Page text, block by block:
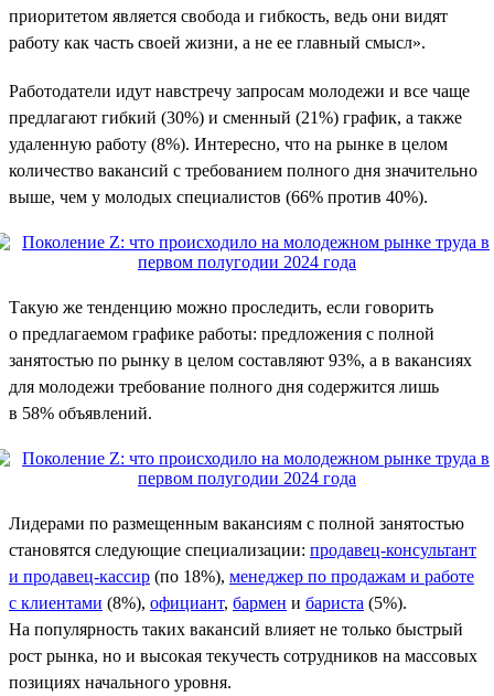
приоритетом является свобода и гибкость, ведь они видят
работу как часть своей жизни, а не ее главный смысл».
Работодатели идут навстречу запросам молодежи и все чаще
предлагают гибкий (30%) и сменный (21%) график, а также
удаленную работу (8%). Интересно, что на рынке в целом
количество вакансий с требованием полного дня значительно
выше, чем у молодых специалистов (66% против 40%).
Такую же тенденцию можно проследить, если говорить
о предлагаемом графике работы: предложения с полной
занятостью по рынку в целом составляют 93%, а в вакансиях
для молодежи требование полного дня содержится лишь
в 58% объявлений.
Лидерами по размещенным вакансиям с полной занятостью
становятся следующие специализации: продавец-консультант
и продавец-кассир (по 18%), менеджер по продажам и работе
с клиентами (8%), официант, бармен и бариста (5%).
На популярность таких вакансий влияет не только быстрый
рост рынка, но и высокая текучесть сотрудников на массовых
позициях начального уровня.